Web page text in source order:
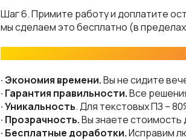
Шаг 6. Примите работу и доплатите
мы сделаем это бесплатно (в
· Экономия времени.Вы не сидите
· Гарантия правильности.Все
· Уникальность. Для текстовых ПЗ –
· Прозрачность.Вы знаете стоимость
· Бесплатные доработки.Исправим